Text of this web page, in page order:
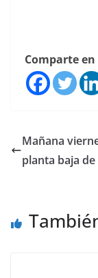
Comparte
Mañana
planta baja